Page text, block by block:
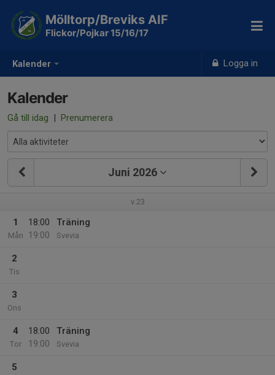
Kalender Logga in
Mölltorp/Breviks AIF
Flickor/Pojkar 15/16/17
Kalender
Gå till idag | Prenumerera
Juni 2026
v.23
1
Mån
18:00
19:00
Träning
Svevia
2
Tis
3
Ons
4
Tor
18:00
19:00
Träning
Svevia
5